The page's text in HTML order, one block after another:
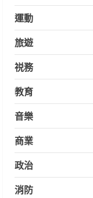
運動
旅遊
祱務
教育
音樂
商業
政治
消防